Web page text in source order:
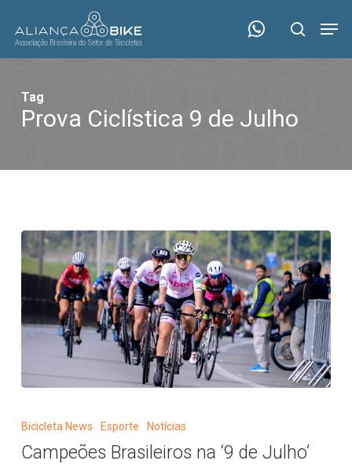
main
search
Tag
Prova Ciclística 9 de Julho
Brasileiros
‘9
Bicicleta News Esporte Notícias
Campeões Brasileiros na ‘9 de Julho’